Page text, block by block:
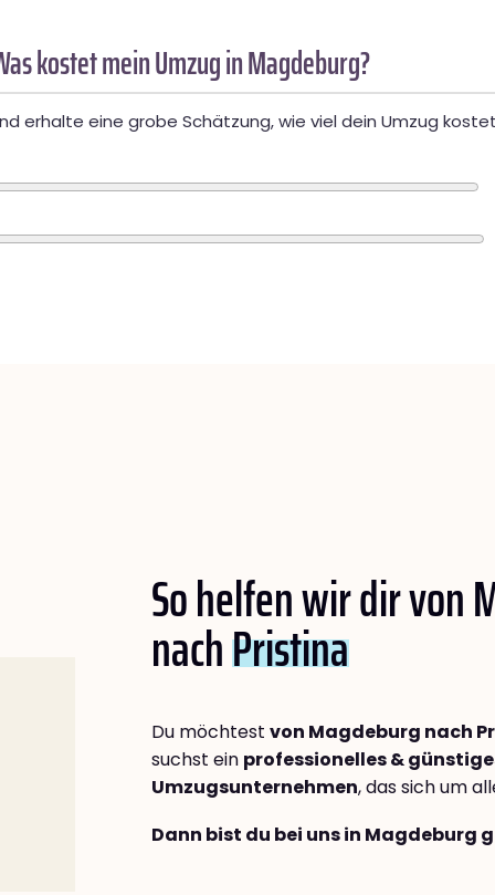
kostet mein Umzug in Magdeburg?
erhalte eine grobe Schätzung, wie viel dein Umzug
So helfen wir dir von
nachPristina
Du möchtest von Magdeburg nach
suchst ein professionelles &
Umzugsunternehmen, das sich um
Dann bist du bei uns in Magdeburg